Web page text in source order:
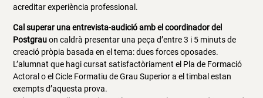
acreditar experiència professional.
Cal superar una entrevista-audició amb el coordinador del
Postgrauon caldrà presentar una peça d’entre 3 i 5 minuts de
creació pròpia basada en el tema: dues forces oposades.
L’alumnat que hagi cursat satisfactòriament el Pla de Formació
Actoral o el Cicle Formatiu de Grau Superior a el timbal estan
exempts d’aquesta prova.